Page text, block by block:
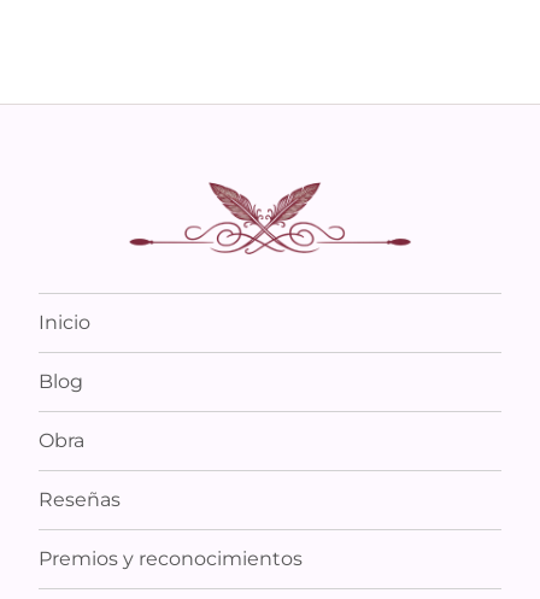
Inicio
Blog
Obra
Reseñas
Premios y reconocimientos